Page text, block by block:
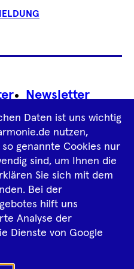
FooterNewsletter
AGB
Instagram
SpotifyYouTube
Daten ist uns wichtig
nutzen,
genannte Cookies nur
sind, um Ihnen die
Sie sich mit dem
Bei der
hilft uns
Analyse der
Dienste von Google